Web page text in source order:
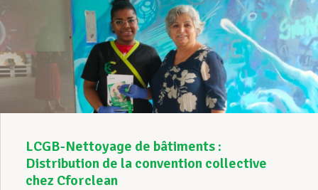
LCGB-Nettoyage de bâtiments :
Distribution de la convention collective
chez Cforclean